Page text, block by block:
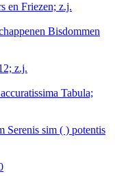
en Friezen; z.j.
Bisdommen
z.j.
Tabula;
Serenis sim ( ) potentis